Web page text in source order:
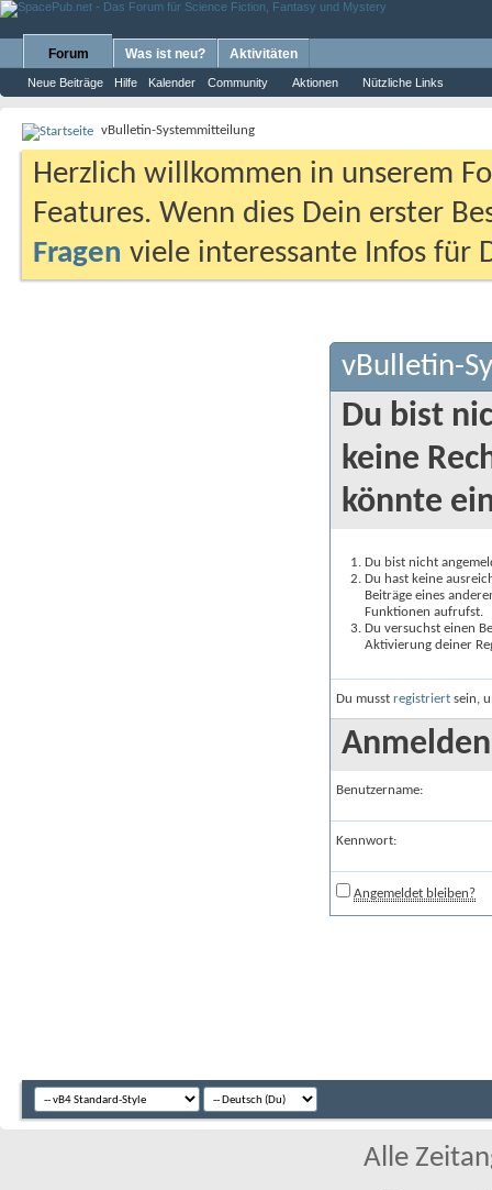
Forum
Neue Beiträge Hilfe Kalender Community Aktionen Nützliche Links
Was ist neu? Aktivitäten
vBulletin-Systemmitteilung
Herzlich willkommen in unserem
Features. Wenn dies Dein erster
Fragen viele interessante Infos für
vBulletin-
Du bist
keine
könnte
Du bist nicht
Du hast keine
Beiträge eines
Funktionen aufrufst.
Du versuchst einen
Aktivierung deiner
Du musst registriert sein,
Anmelden
Benutzername:
Kennwort:
Angemeldet bleiben?
Alle